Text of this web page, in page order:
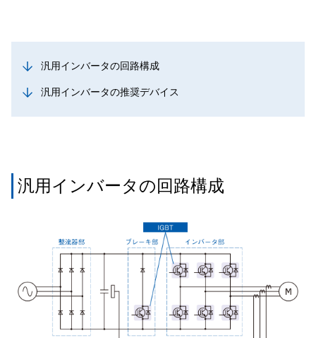
汎用インバータの回路構成
汎用インバータの推奨デバイス
汎用インバータの回路構成